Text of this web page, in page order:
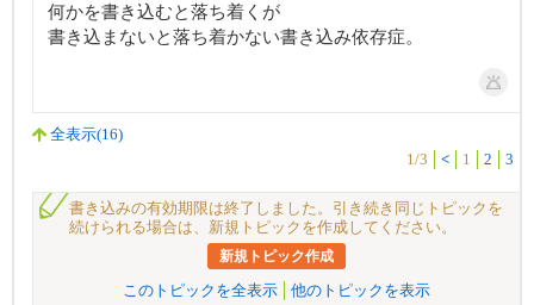
何かを書き込むと落ち着くが
書き込まないと落ち着かない書き込み依存症。
全表示(16)
1/3
< 1 2 3
書き込みの有効期限は終了しました。引き続き同じトピックを
続けられる場合は、新規トピックを作成してください。
新規トピック作成
このトピックを全表示 他のトピックを表示